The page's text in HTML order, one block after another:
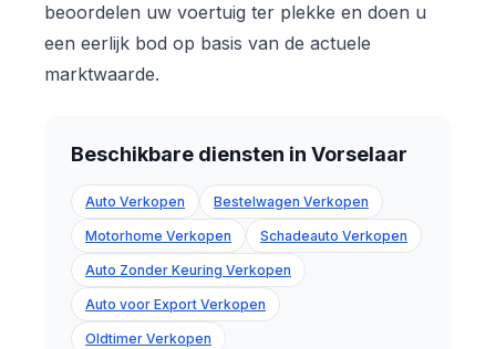
beoordelen uw voertuig ter plekke en doen u
een eerlijk bod op basis van de actuele
marktwaarde.
Beschikbare diensten in Vorselaar
Auto Verkopen Bestelwagen Verkopen
Motorhome Verkopen Schadeauto Verkopen
Auto Zonder Keuring Verkopen
Auto voor Export Verkopen
Oldtimer Verkopen